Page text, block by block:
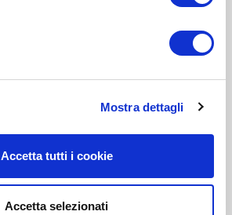
Mostra dettagli
Accetta tutti i cookie
Accetta selezionati